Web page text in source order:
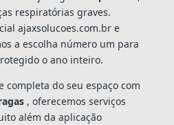
respiratórias graves.
ajaxsolucoes.com.br e
a escolha número um para
o ano inteiro.
completa do seu espaço com
, oferecemos serviços
além da aplicação